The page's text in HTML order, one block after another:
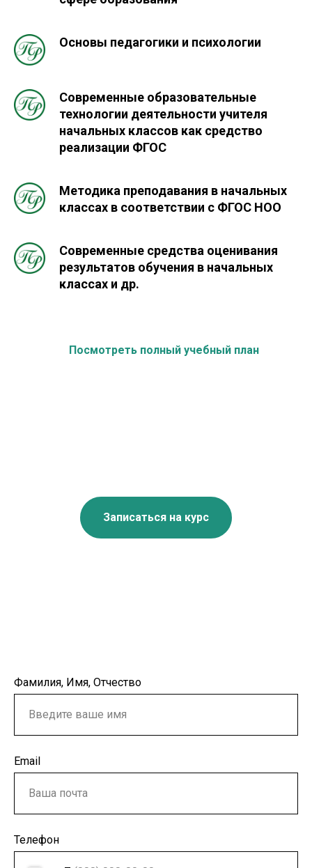
Основы педагогики и психологии
Современные образовательные
технологии деятельности учителя
начальных классов как средство
реализации ФГОС
Методика преподавания в начальных
классах в соответствии с ФГОС НОО
Современные средства оценивания
результатов обучения в начальных
классах и др.
Посмотреть полный учебный план
Записаться на курс
Фамилия, Имя, Отчество
Email
Телефон